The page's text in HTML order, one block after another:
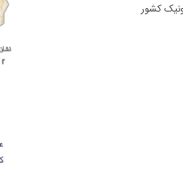
کشور